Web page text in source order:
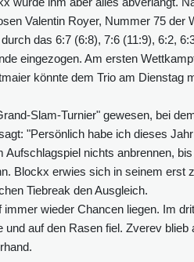
Valentin Royer, Nummer 75 der
das 6:7 (6:8), 7:6 (11:9), 6:2,
eingezogen. Am ersten
könnte dem Trio am Dienstag
Slam-Turnier" gewesen, bei
"Persönlich habe ich dieses
Aufschlagspiel nichts anbrennen,
Blockx erwies sich in seinem erst
Tiebreak den Ausgleich.
wieder Chancen liegen. Im
auf den Rasen fiel. Zverev blieb